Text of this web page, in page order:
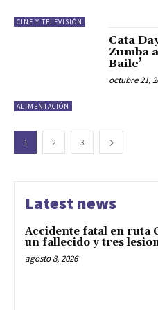
CINE Y TELEVISIÓN
ALIMENTACIÓN
Cata
Zumba
Baile’
octubre 21,
1 2 3
Latest news
Accidente fatal en ruta
un fallecido y tres
agosto 8, 2026